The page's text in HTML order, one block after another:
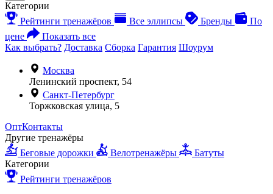
Категории
Рейтинги тренажёров
Все эллипсы Бренды
По
цене
Показать все
Как выбрать? Доставка Сборка Гарантия Шоурум
Москва
Ленинский проспект, 54
Санкт-Петербург
Торжковская улица, 5
ОптКонтакты
Другие тренажёры
Беговые дорожки
Велотренажёры
Батуты
Категории
Рейтинги тренажёров